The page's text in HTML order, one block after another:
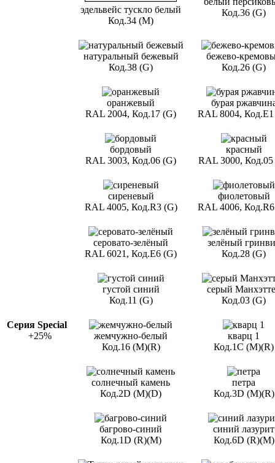
эдельвейс тускло белый
Код.34 (М)
Код.36 (G)
натуральный бежевый
Код.38 (G)
бежево-
Код.26 (G)
оранжевый
RAL 2004, Код.17 (G)
бурая
RAL 8004,
бордовый
RAL 3003, Код.06 (G)
красный
RAL 3000,
сиреневый
RAL 4005, Код.R3 (G)
фиолетовый
RAL 4006,
серовато-зелёный
RAL 6021, Код.E6 (G)
зелёный
Код.28 (G)
густой синий
Код.11 (G)
серый
Код.03 (G)
Серия Special
+25%
жемчужно-белый
Код.16 (M)(R)
кварц 1
Код.1С (M)(R)
солнечный камень
Код.2D (M)(D)
петра
Код.3D (M)(R)
багрово-синий
Код.1D (R)(M)
синий лазурит
Код.6D (R)(M)